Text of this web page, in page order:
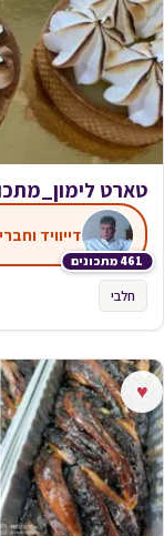
טארט
461 מתכונים
דייוויד
חלבי
♥